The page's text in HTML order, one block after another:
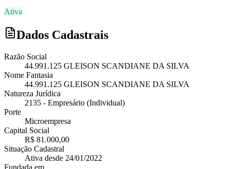
Ativa
Dados Cadastrais
Razão Social
44.991.125 GLEISON SCANDIANE DA SILVA
Nome Fantasia
44.991.125 GLEISON SCANDIANE DA SILVA
Natureza Jurídica
2135 - Empresário (Individual)
Porte
Microempresa
Capital Social
R$ 81.000,00
Situação Cadastral
Ativa desde 24/01/2022
Fundada em